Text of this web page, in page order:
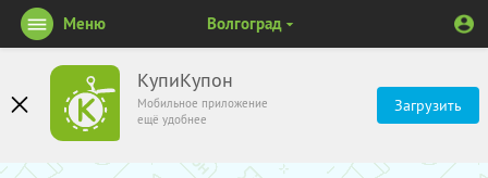
КупиКупон
Мобильное приложение
ещё удобнее
Загрузить
Меню Волгоград